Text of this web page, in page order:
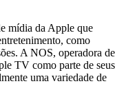
mídia da Apple que
como
A NOS, operadora de
TV como parte de seus
uma variedade de